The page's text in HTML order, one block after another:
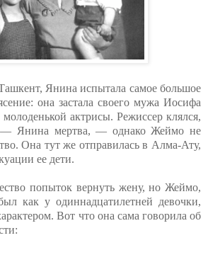
Янина испытала самое большое
она застала своего мужа Иосифа
актрисы. Режиссер клялся,
— Янина мертва, — однако Жеймо не
Она тут же отправилась в Алма-Ату,
ее дети.
попыток вернуть жену, но Жеймо,
как у одиннадцатилетней девочки,
Вот что она сама говорила об